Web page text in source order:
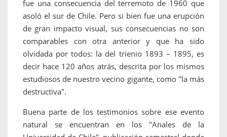
fue una consecuencia del terremoto de 1960 que
asoló el sur de Chile. Pero si bien fue una erupción
de gran impacto visual, sus consecuencias no son
comparables con otra anterior y que ha sido
olvidada por todos: la del trienio 1893 – 1895, es
decir hace 120 años atrás, descrita por los mismos
estudiosos de nuestro vecino gigante, como "la más
destructiva".
Buena parte de los testimonios sobre ese evento
natural se encuentran en los "Anales de la